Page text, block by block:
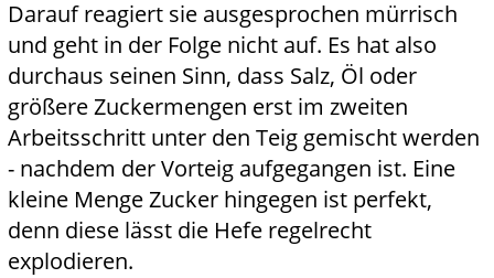
Darauf reagiert sie ausgesprochen mürrisch
und geht in der Folge nicht auf. Es hat also
durchaus seinen Sinn, dass Salz, Öl oder
größere Zuckermengen erst im zweiten
Arbeitsschritt unter den Teig gemischt werden
- nachdem der Vorteig aufgegangen ist. Eine
kleine Menge Zucker hingegen ist perfekt,
denn diese lässt die Hefe regelrecht
explodieren.